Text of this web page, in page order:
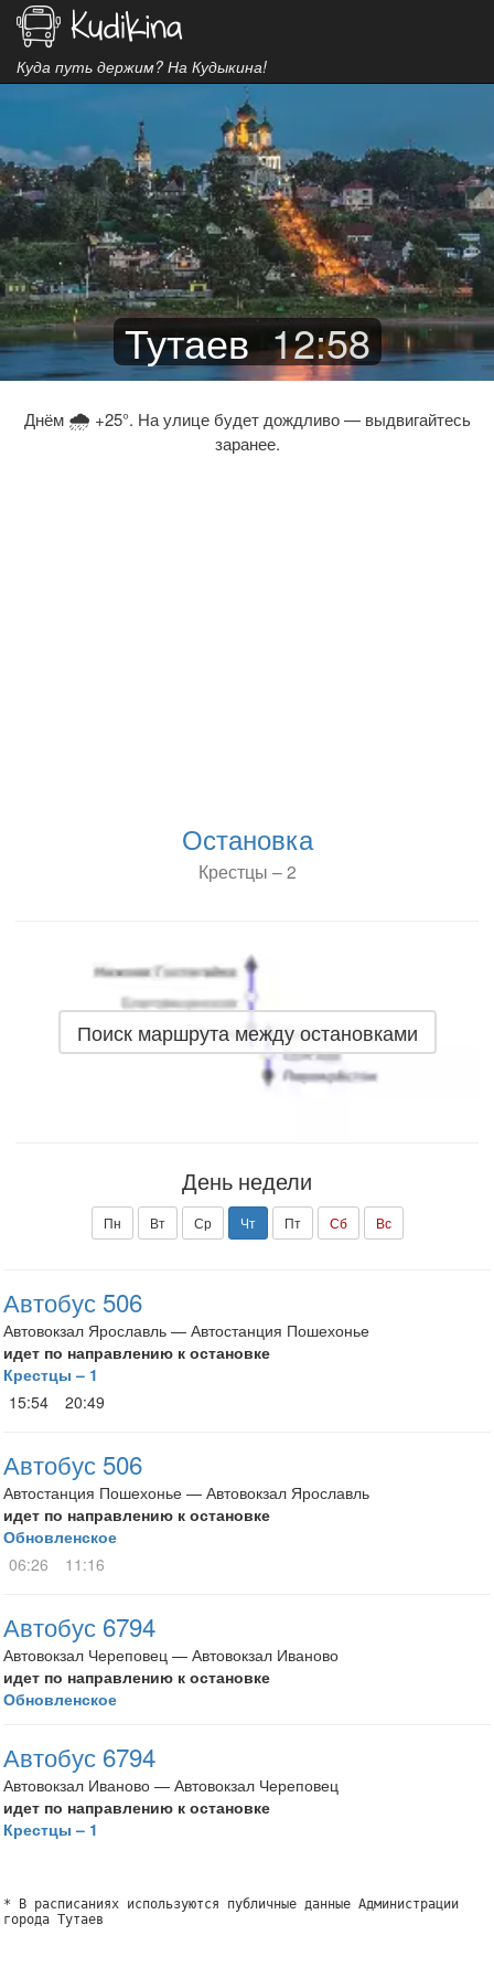
Куда путь держим? На Кудыкина!
Тутаев 12:58
Днём 🌧 +25°. На улице будет дождливо — выдвигайтесь
заранее.
Остановка
Крестцы – 2
Поиск маршрута между остановками
День недели
Пн Вт Ср Чт Пт Сб Вс
Автобус 506
Автовокзал Ярославль — Автостанция Пошехонье
идет по направлению к остановке
Крестцы – 1
15:54
20:49
Автобус 506
Автостанция Пошехонье — Автовокзал Ярославль
идет по направлению к остановке
Обновленское
06:26
11:16
Автобус 6794
Автовокзал Череповец — Автовокзал Иваново
идет по направлению к остановке
Обновленское
Автобус 6794
Автовокзал Иваново — Автовокзал Череповец
идет по направлению к остановке
Крестцы – 1
* В расписаниях используются публичные данные Администрации
города Тутаев